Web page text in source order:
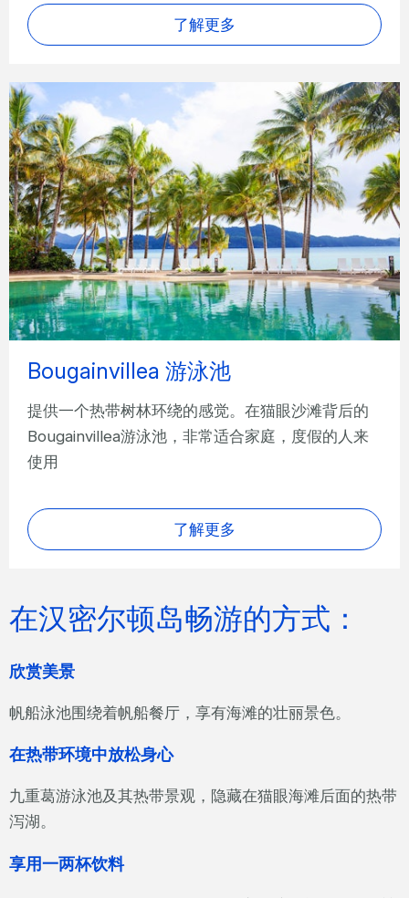
了解更多
Bougainvillea 游泳池
提供一个热带树林环绕的感觉。在猫眼沙滩背后的
Bougainvillea游泳池，非常适合家庭，度假的人来
使用
了解更多
在汉密尔顿岛畅游的方式：
欣赏美景
帆船泳池围绕着帆船餐厅，享有海滩的壮丽景色。
在热带环境中放松身心
九重葛游泳池及其热带景观，隐藏在猫眼海滩后面的热带
泻湖。
享用一两杯饮料